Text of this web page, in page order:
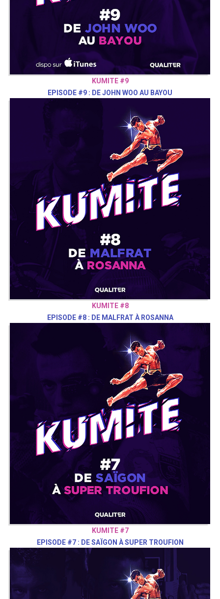
KUMITE #9
EPISODE #9 : DE JOHN WOO AU BAYOU
KUMITE #8
EPISODE #8 : DE MALFRAT À ROSANNA
KUMITE #7
EPISODE #7 : DE SAÏGON À SUPER TROUFION